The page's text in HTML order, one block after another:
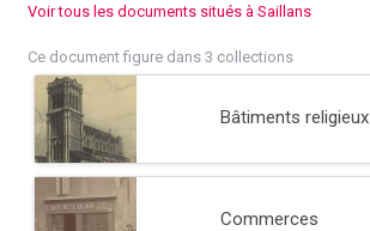
Voir tous les documents situés à Saillans
Ce document figure dans 3 collections
Bâtiments religieux
Commerces